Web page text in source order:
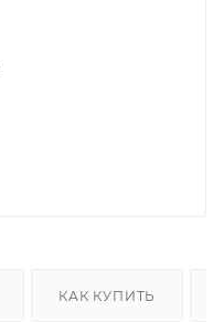
КАК КУПИТЬ